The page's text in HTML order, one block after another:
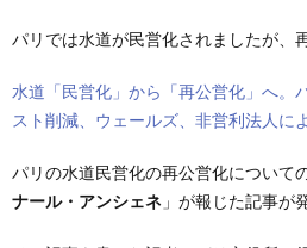
パリでは水道が民営化されましたが、
水道「民営化」から「再公営化」へ。
スト削減、ウェールズ、非営利法人に
パリの水道民営化の再公営化について
ナール・アンシェネ 」が報じた記事が